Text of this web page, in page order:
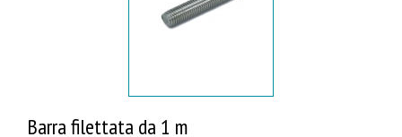
Barra filettata da 1 m